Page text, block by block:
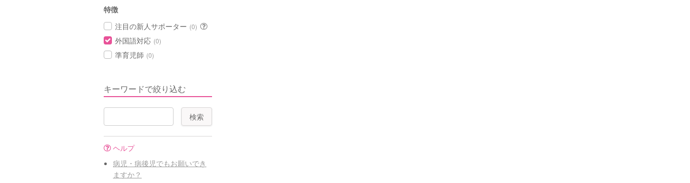
特徴
注目の新人サポーター (0)
外国語対応 (0)
準育児師 (0)
キーワードで絞り込む
ヘルプ
病児・病後児でもお願いでき
ますか？